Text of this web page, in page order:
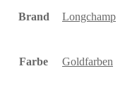
Brand Longchamp
Farbe Goldfarben